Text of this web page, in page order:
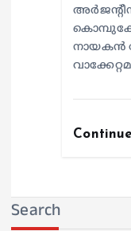
നായകന്‍
Search